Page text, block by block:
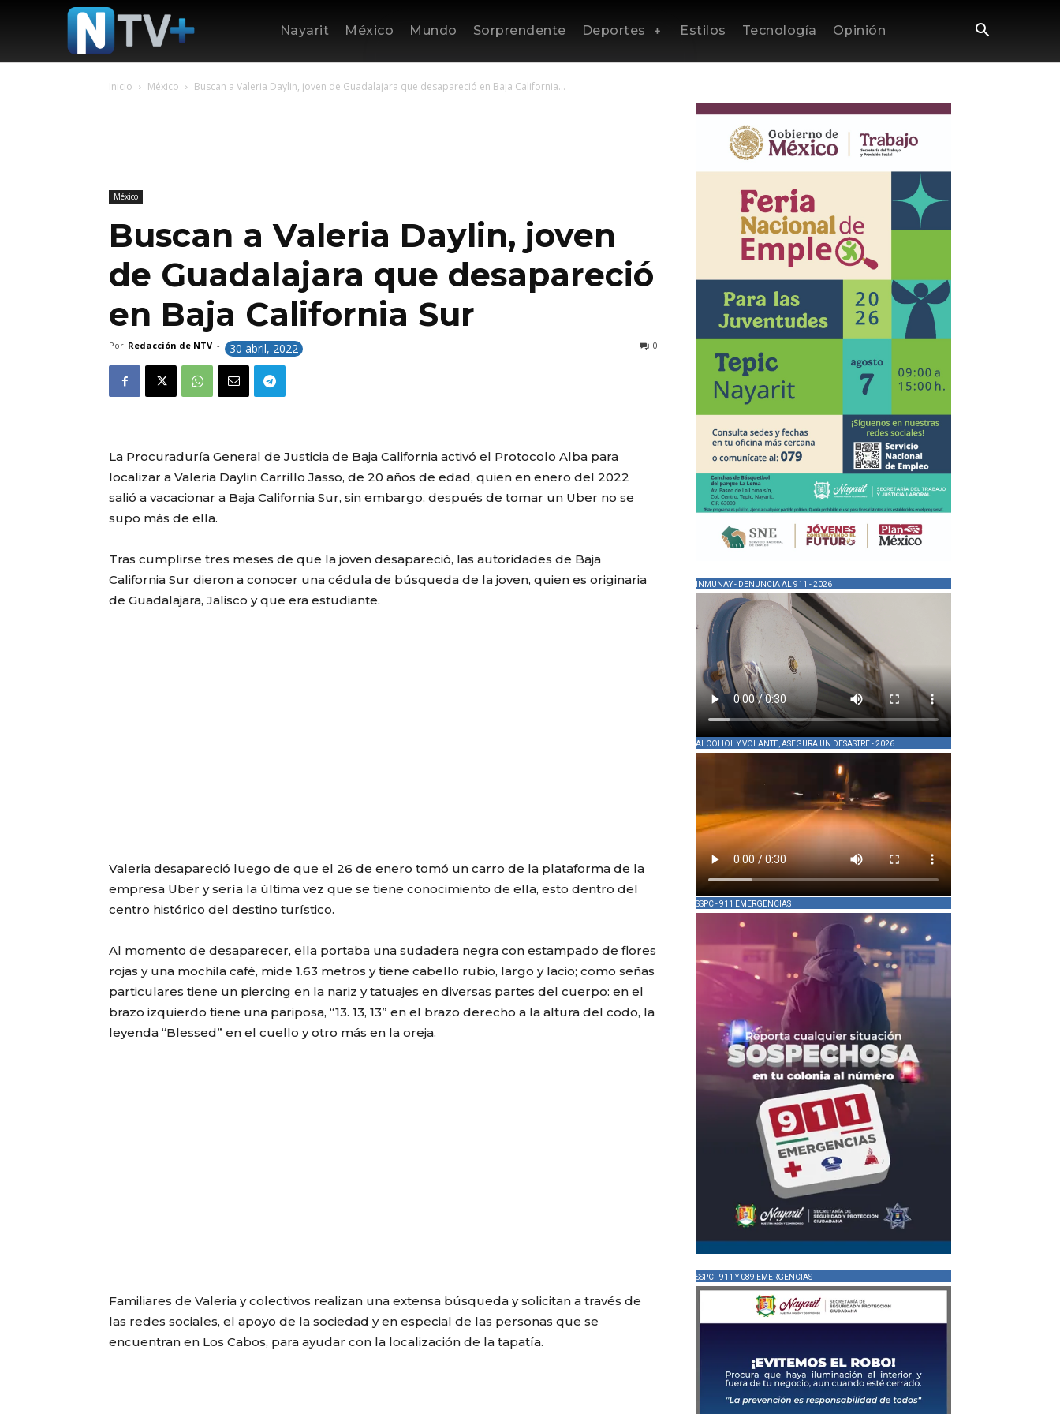
Nayarit México Mundo Sorprendente Deportes Estilos Tecnología Opinión
Inicio México Buscan a Valeria Daylin, joven de Guadalajara que desapareció en Baja California...
México
Buscan a Valeria Daylin, joven
de Guadalajara que desapareció
en Baja California Sur
Por Redacción de NTV - 30 abril, 2022 0
La Procuraduría General de Justicia de Baja California activó el Protocolo Alba para
localizar a Valeria Daylin Carrillo Jasso, de 20 años de edad, quien en enero del 2022
salió a vacacionar a Baja California Sur, sin embargo, después de tomar un Uber no se
supo más de ella.
Tras cumplirse tres meses de que la joven desapareció, las autoridades de Baja
California Sur dieron a conocer una cédula de búsqueda de la joven, quien es originaria
de Guadalajara, Jalisco y que era estudiante.
Valeria desapareció luego de que el 26 de enero tomó un carro de la plataforma de la
empresa Uber y sería la última vez que se tiene conocimiento de ella, esto dentro del
centro histórico del destino turístico.
Al momento de desaparecer, ella portaba una sudadera negra con estampado de flores
rojas y una mochila café, mide 1.63 metros y tiene cabello rubio, largo y lacio; como señas
particulares tiene un piercing en la nariz y tatuajes en diversas partes del cuerpo: en el
brazo izquierdo tiene una pariposa, “13. 13, 13” en el brazo derecho a la altura del codo, la
leyenda “Blessed” en el cuello y otro más en la oreja.
Familiares de Valeria y colectivos realizan una extensa búsqueda y solicitan a través de
las redes sociales, el apoyo de la sociedad y en especial de las personas que se
encuentran en Los Cabos, para ayudar con la localización de la tapatía.
INMUNAY - DENUNCIA AL 911 - 2026
ALCOHOL Y VOLANTE, ASEGURA UN DESASTRE - 2026
SSPC - 911 EMERGENCIAS
SSPC - 911 Y 089 EMERGENCIAS